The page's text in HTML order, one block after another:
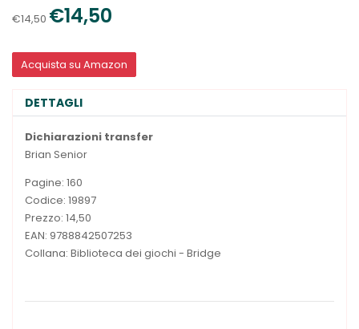
€14,50 €14,50
Acquista su Amazon
DETTAGLI
Dichiarazioni transfer
Brian Senior
Pagine: 160
Codice: 19897
Prezzo: 14,50
EAN: 9788842507253
Collana: Biblioteca dei giochi - Bridge